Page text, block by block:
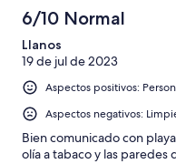
6/10 Normal
Llanos
19 de jul de 2023
Aspectos positivos:
Aspectos negativos:
Bien comunicado con
olía a tabaco y las paredes